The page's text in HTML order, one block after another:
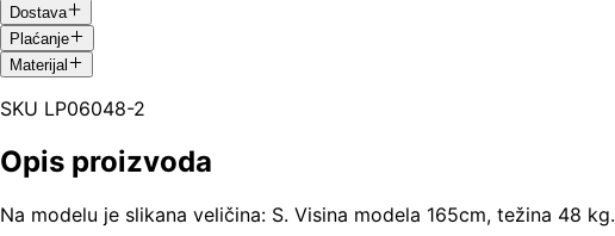
Dostava
Plaćanje
Materijal
SKU LP06048-2
Opis proizvoda
Na modelu je slikana veličina: S. Visina modela 165cm, težina 48 kg.